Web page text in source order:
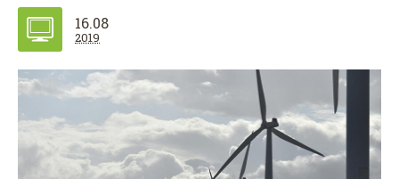
16.08
2019